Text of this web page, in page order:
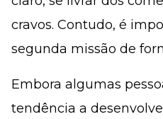
cravos. Contudo, é
segunda missão de
Embora algumas
tendência a